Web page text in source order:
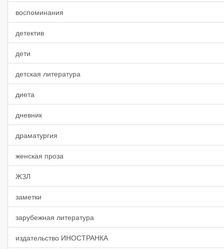
воспоминания
детектив
дети
детская литература
диета
дневник
драматургия
женская проза
ЖЗЛ
заметки
зарубежная литература
издательство ИНОСТРАНКА